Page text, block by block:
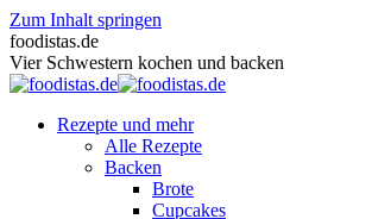
Zum Inhalt springen
foodistas.de
Vier Schwestern kochen und backen
Rezepte und mehr
Alle Rezepte
Backen
Brote
Cupcakes